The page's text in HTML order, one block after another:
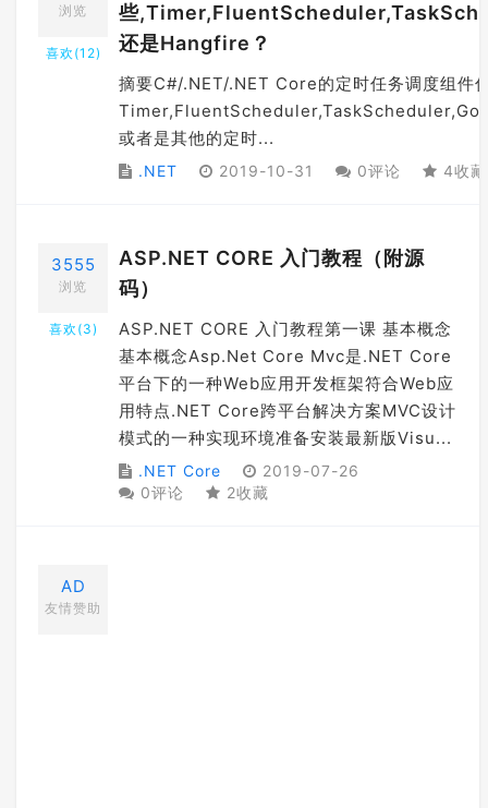
浏览
喜欢(12)
些
还是Hangfire？
摘要C#/.NET/.NET Core的定时任务调度组件
或者是其他的定时...
.NET 2019-10-31 0评论 4收藏
3555
浏览
喜欢(3)
ASP.NET CORE 入门教程（附源
码）
ASP.NET CORE 入门教程第一课 基本概念
基本概念Asp.Net Core Mvc是.NET Core
平台下的一种Web应用开发框架符合Web应
用特点.NET Core跨平台解决方案MVC设计
模式的一种实现环境准备安装最新版Visu...
.NET Core
2019-07-26
0评论
2收藏
AD
友情赞助